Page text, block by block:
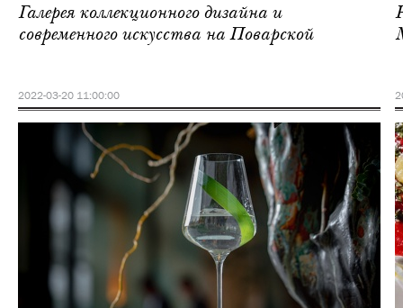
Галерея коллекционного дизайна и
современного искусства на Поварской
2022-03-20 11:00:00